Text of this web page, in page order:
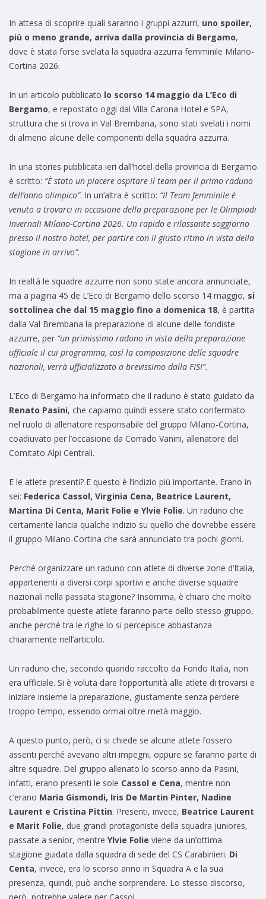
In attesa di scoprire quali saranno i gruppi azzurri, uno spoiler,
più o meno grande, arriva dalla provincia di Bergamo,
dove è stata forse svelata la squadra azzurra femminile Milano-
Cortina 2026.
In un articolo pubblicato lo scorso 14 maggio da L’Eco di
Bergamo, e repostato oggi dal Villa Carona Hotel e SPA,
struttura che si trova in Val Brembana, sono stati svelati i nomi
di almeno alcune delle componenti della squadra azzurra.
In una stories pubblicata ieri dall’hotel della provincia di Bergamo
è scritto: “È stato un piacere ospitare il team per il primo raduno
dell’anno olimpico”. In un’altra è scritto: “Il Team femminile è
venuto a trovarci in occasione della preparazione per le Olimpiadi
Invernali Milano-Cortina 2026. Un rapido e rilassante soggiorno
presso il nostro hotel, per partire con il giusto ritmo in vista della
stagione in arrivo”.
In realtà le squadre azzurre non sono state ancora annunciate,
ma a pagina 45 de L’Eco di Bergamo dello scorso 14 maggio, si
sottolinea che dal 15 maggio fino a domenica 18, è partita
dalla Val Brembana la preparazione di alcune delle fondiste
azzurre, per “un primissimo raduno in vista della preparazione
ufficiale il cui programma, così la composizione delle squadre
nazionali, verrà ufficializzato a brevissimo dalla FISI”.
L’Eco di Bergamo ha informato che il raduno è stato guidato da
Renato Pasini, che capiamo quindi essere stato confermato
nel ruolo di allenatore responsabile del gruppo Milano-Cortina,
coadiuvato per l’occasione da Corrado Vanini, allenatore del
Comitato Alpi Centrali.
E le atlete presenti? E questo è l’indizio più importante. Erano in
sei: Federica Cassol, Virginia Cena, Beatrice Laurent,
Martina Di Centa, Marit Folie e Ylvie Folie. Un raduno che
certamente lancia qualche indizio su quello che dovrebbe essere
il gruppo Milano-Cortina che sarà annunciato tra pochi giorni.
Perché organizzare un raduno con atlete di diverse zone d’Italia,
appartenenti a diversi corpi sportivi e anche diverse squadre
nazionali nella passata stagione? Insomma, è chiaro che molto
probabilmente queste atlete faranno parte dello stesso gruppo,
anche perché tra le righe lo si percepisce abbastanza
chiaramente nell’articolo.
Un raduno che, secondo quando raccolto da Fondo Italia, non
era ufficiale. Si è voluta dare l’opportunità alle atlete di trovarsi e
iniziare insieme la preparazione, giustamente senza perdere
troppo tempo, essendo ormai oltre metà maggio.
A questo punto, però, ci si chiede se alcune atlete fossero
assenti perché avevano altri impegni, oppure se faranno parte di
altre squadre. Del gruppo allenato lo scorso anno da Pasini,
infatti, erano presenti le sole Cassol e Cena, mentre non
c’erano Maria Gismondi, Iris De Martin Pinter, Nadine
Laurent e Cristina Pittin. Presenti, invece, Beatrice Laurent
e Marit Folie, due grandi protagoniste della squadra juniores,
passate a senior, mentre Ylvie Folie viene da un’ottima
stagione guidata dalla squadra di sede del CS Carabinieri. Di
Centa, invece, era lo scorso anno in Squadra A e la sua
presenza, quindi, può anche sorprendere. Lo stesso discorso,
però, potrebbe valere per Cassol.